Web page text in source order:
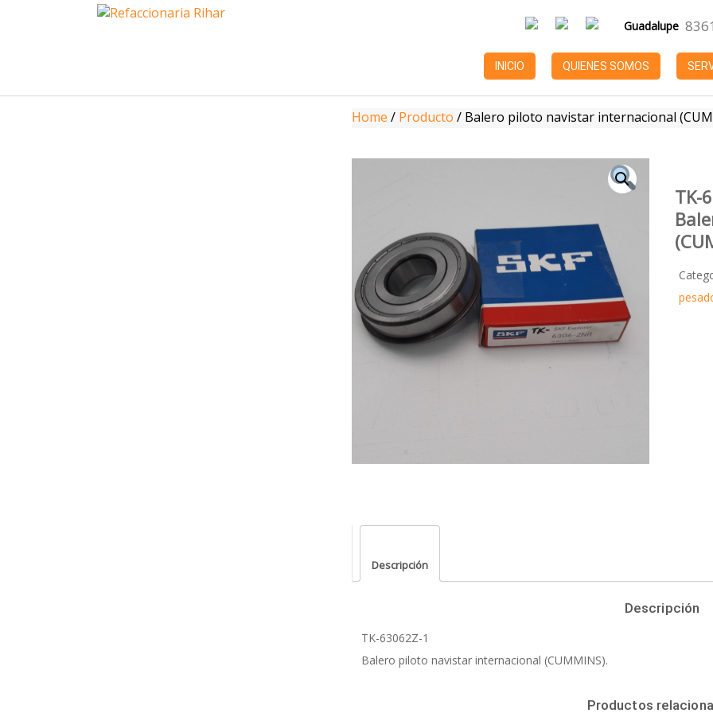
Guadalupe
INICIO QUIENES SOMOS
Home / Producto / Balero piloto navistar internacional
TK-
Descripción
Descripción
TK-63062Z-1
Balero piloto navistar internacional (CUMMINS).
Productos